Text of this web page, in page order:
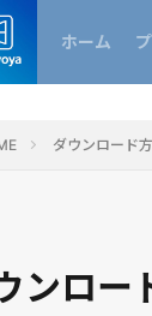
ホーム
ダウンロード
ンロー